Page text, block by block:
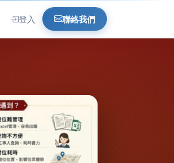
登入 聯絡我們